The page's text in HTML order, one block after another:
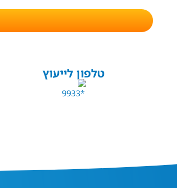
טלפון לייעוץ